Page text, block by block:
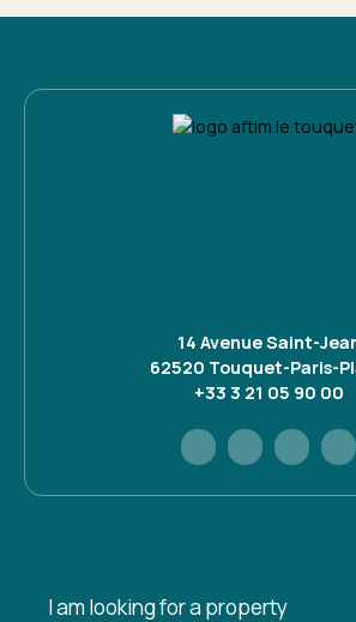
14 Avenue Saint-
62520 Touquet-Paris-
+33 3 21 05 90 00
I am looking for a property